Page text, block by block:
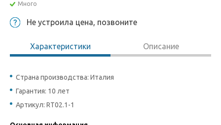
Много
Не устроила цена, позвоните
Характеристики Описание
Страна производства: Италия
Гарантия: 10 лет
Артикул: RT02.1-1